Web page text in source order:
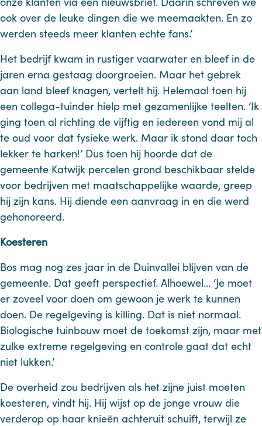
ook over de leuke dingen die we meemaakten. En zo
werden steeds meer klanten echte fans.’
Het bedrijf kwam in rustiger vaarwater en bleef in de
jaren erna gestaag doorgroeien. Maar het gebrek
aan land bleef knagen, vertelt hij. Helemaal toen hij
een collega-tuinder hielp met gezamenlijke teelten. ‘Ik
ging toen al richting de vijftig en iedereen vond mij al
te oud voor dat fysieke werk. Maar ik stond daar toch
lekker te harken!’ Dus toen hij hoorde dat de
gemeente Katwijk percelen grond beschikbaar stelde
voor bedrijven met maatschappelijke waarde, greep
hij zijn kans. Hij diende een aanvraag in en die werd
gehonoreerd.
Koesteren
Bos mag nog zes jaar in de Duinvallei blijven van de
gemeente. Dat geeft perspectief. Alhoewel… ‘Je moet
er zoveel voor doen om gewoon je werk te kunnen
doen. De regelgeving is killing. Dat is niet normaal.
Biologische tuinbouw moet de toekomst zijn, maar met
zulke extreme regelgeving en controle gaat dat echt
niet lukken.’
De overheid zou bedrijven als het zijne juist moeten
koesteren, vindt hij. Hij wijst op de jonge vrouw die
verderop op haar knieën achteruit schuift, terwijl ze